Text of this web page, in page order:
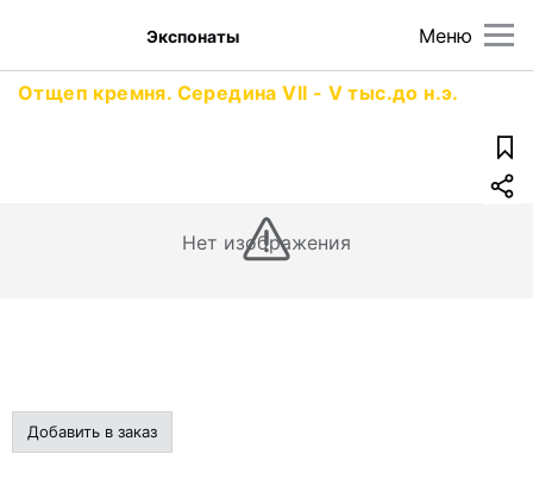
Меню
Экспонаты
Отщеп кремня. Середина VII - V тыс.до н.э.
Нет изображения
Добавить в заказ